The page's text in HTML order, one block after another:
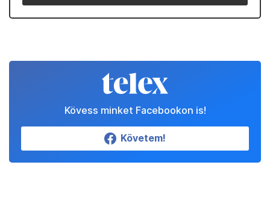
Kövess minket Facebookon is!
Követem!